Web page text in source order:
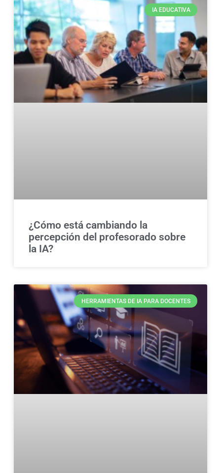
IA EDUCATIVA
¿Cómo está cambiando la
percepción del profesorado sobre
la IA?
HERRAMIENTAS DE IA PARA DOCENTES